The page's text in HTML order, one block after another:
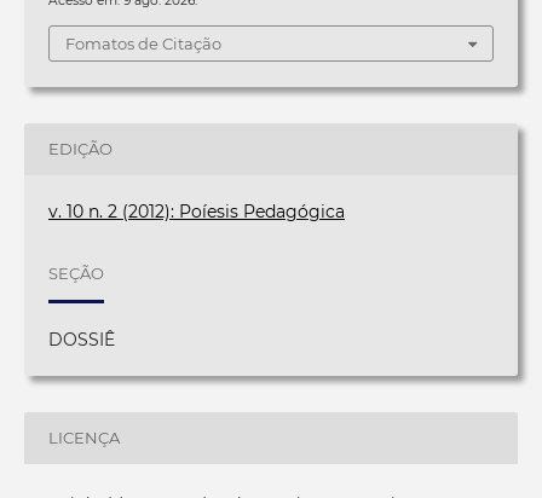
Fomatos de Citação
EDIÇÃO
v. 10 n. 2 (2012): Poíesis Pedagógica
SEÇÃO
DOSSIÊ
LICENÇA